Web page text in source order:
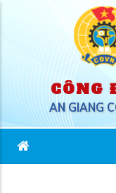
CÔNG
AN GIANG